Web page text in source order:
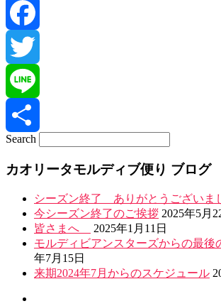
Facebook
Twitter
Line
Search
カオリータモルディブ便り ブログ
シーズン終了 ありがとうございま
今シーズン終了のご挨拶 2025年5月
皆さまへ
2025年1月11日
モルディビアンスターズからの最後
年7月15日
来期2024年7月からのスケジュール